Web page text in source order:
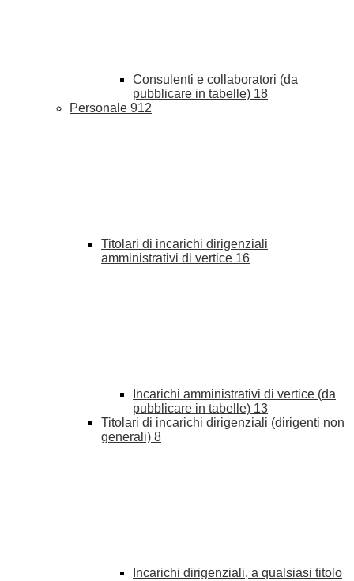
Consulenti e collaboratori (da
pubblicare in tabelle) 18
Personale 912
Titolari di incarichi dirigenziali
amministrativi di vertice 16
Incarichi amministrativi di vertice (da
pubblicare in tabelle) 13
Titolari di incarichi dirigenziali (dirigenti non
generali) 8
Incarichi dirigenziali, a qualsiasi titolo